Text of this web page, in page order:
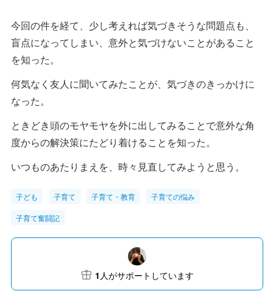
今回の件を経て、少し考えれば気づきそうな問題点も、
盲点になってしまい、意外と気づけないことがあること
を知った。
何気なく友人に聞いてみたことが、気づきのきっかけに
なった。
ときどき頭のモヤモヤを外に出してみることで意外な角
度からの解決策にたどり着けることを知った。
いつものあたりまえを、時々見直してみようと思う。
子ども 子育て 子育て・教育 子育ての悩み
子育て奮闘記
1 人がサポートしています